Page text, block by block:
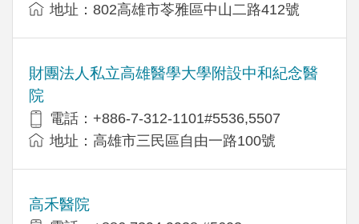
地址：802高雄市苓雅區中山二路412號
財團法人私立高雄醫學大學附設中和紀念醫
院
電話：+886-7-312-1101#5536,5507
地址：高雄市三民區自由一路100號
高禾醫院